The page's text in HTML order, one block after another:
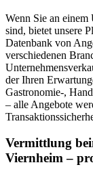
Wenn Sie an
sind, bietet unsere
Datenbank von
verschiedenen
der Ihren
Gastronomie-,
– alle Angebote
Vermittlung
Viernheim –